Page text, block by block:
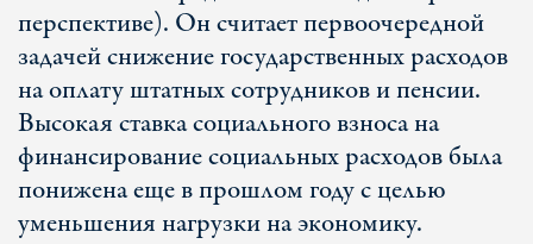
перспективе). Он считает первоочередной
задачей снижение государственных расходов
на оплату штатных сотрудников и пенсии.
Высокая ставка социального взноса на
финансирование социальных расходов была
понижена еще в прошлом году с целью
уменьшения нагрузки на экономику.